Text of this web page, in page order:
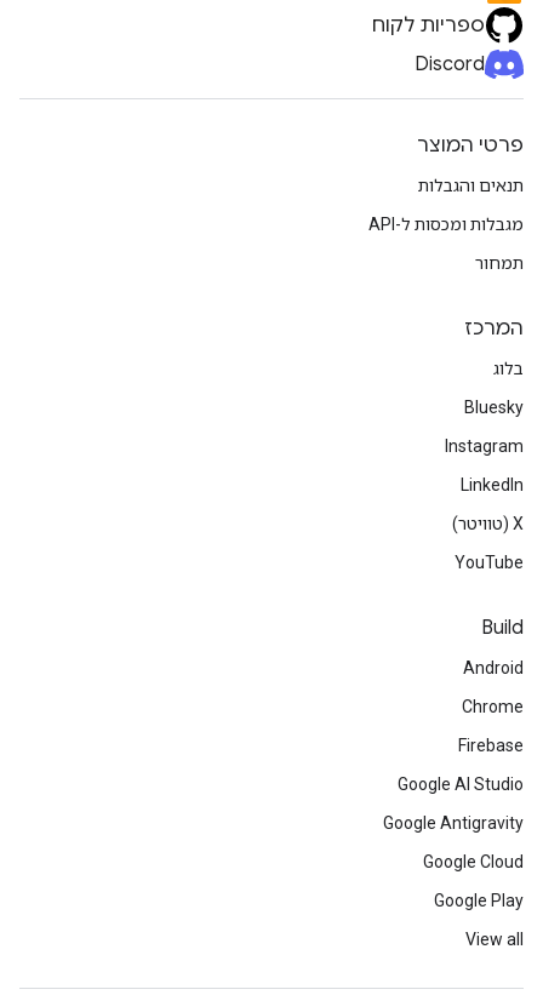
ספריות לקוח
Discord
פרטי המוצר
תנאים והגבלות
מגבלות ומכסות ל-API
תמחור
המרכז
בלוג
Bluesky
Instagram
LinkedIn
‫X (טוויטר)
YouTube
Build
Android
Chrome
Firebase
Google AI Studio
Google Antigravity
Google Cloud
Google Play
View all